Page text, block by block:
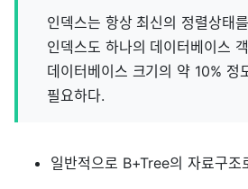
인덱스는 항상 최신의 정렬상태
인덱스도 하나의 데이터베이스
데이터베이스 크기의 약 10% 정
필요하다.
일반적으로 B+Tree의 자료구조